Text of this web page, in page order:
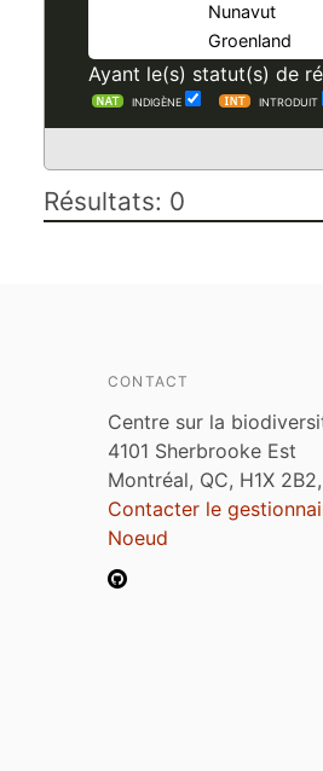
Nunavut
Groenland
Ayant le(s) statut(s) de
INDIGÈNE INTRODUIT
Résultats: 0
CONTACT
Centre sur la
4101 Sherbrooke Est
Montréal, QC, H1X
Contacter le
Noeud